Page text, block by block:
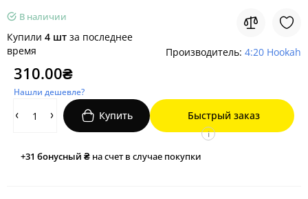
В наличии
Купили 4 шт за последнее
время
Производитель: 4:20 Hookah
310.00₴
Нашли дешевле?
Купить Быстрый заказ
+31 бонусный ₴ на счет в случае покупки
i